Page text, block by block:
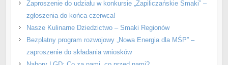
Zaproszenie do udziału w konkursie „Zapiliczańskie Smaki” –
zgłoszenia do końca czerwca!
Nasze Kulinarne Dziedzictwo – Smaki Regionów
Bezpłatny program rozwojowy „Nowa Energia dla MŚP” –
zaproszenie do składania wniosków